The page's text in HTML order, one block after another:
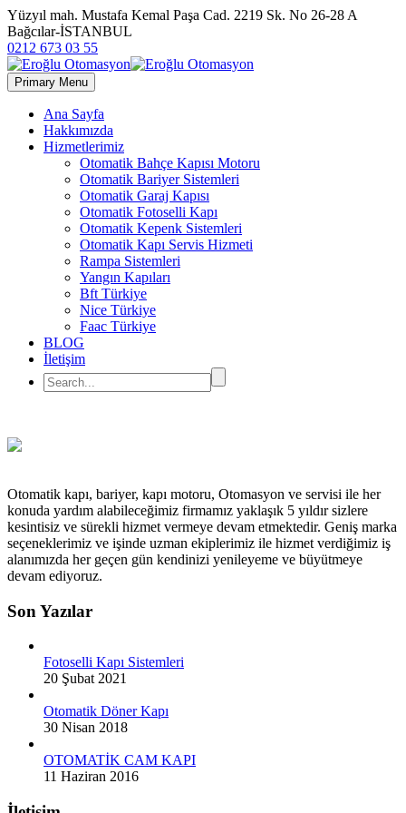
Yüzyıl mah. Mustafa Kemal Paşa Cad. 2219 Sk. No 26-28 A
Bağcılar-İSTANBUL
0212 673 03 55
Primary Menu
Ana Sayfa
Hakkımızda
Hizmetlerimiz
Otomatik Bahçe Kapısı Motoru
Otomatik Bariyer Sistemleri
Otomatik Garaj Kapısı
Otomatik Fotoselli Kapı
Otomatik Kepenk Sistemleri
Otomatik Kapı Servis Hizmeti
Rampa Sistemleri
Yangın Kapıları
Bft Türkiye
Nice Türkiye
Faac Türkiye
BLOG
İletişim
Otomatik kapı, bariyer, kapı motoru, Otomasyon ve servisi ile her
konuda yardım alabileceğimiz firmamız yaklaşık 5 yıldır sizlere
kesintisiz ve sürekli hizmet vermeye devam etmektedir. Geniş marka
seçeneklerimiz ve işinde uzman ekiplerimiz ile hizmet verdiğimiz iş
alanımızda her geçen gün kendinizi yenileyeme ve büyütmeye
devam ediyoruz.
Son Yazılar
Fotoselli Kapı Sistemleri
20 Şubat 2021
Otomatik Döner Kapı
30 Nisan 2018
OTOMATİK CAM KAPI
11 Haziran 2016